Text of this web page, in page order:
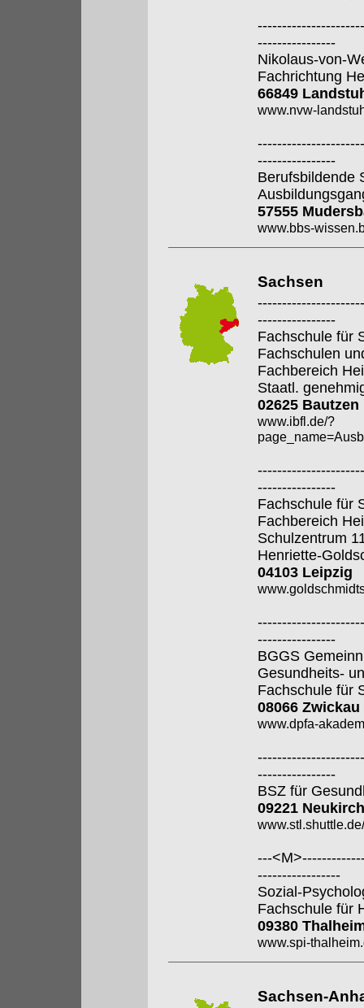
----------------
Nikolaus-von-
Fachrichtung
66849
www.nvw-
----------------
Berufsbildende
57555
www.bbs-
Sachsen
----------------
Fachschule für
Fachschulen
Fachbereich
Staatl.
02625 Bautzen
www.ibfl.de/?
----------------
Fachschule für
Fachbereich
Schulzentrum
Henriette-
04103 Leipzig
----------------
BGGS
Gesundheits-
Fachschule für
08066 Zwickau
www.dpfa-
----------------
BSZ für
09221
---
-----------------
Sozial-
Fachschule für
09380
www.spi-
Sachsen-